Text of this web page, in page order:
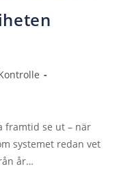
framtid se ut – när
systemet redan vet
år…